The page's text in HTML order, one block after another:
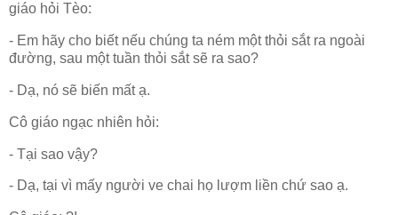
giáo hỏi Tèo:
- Em hãy cho biết nếu chúng ta ném một thỏi sắt ra ngoài
đường, sau một tuần thỏi sắt sẽ ra sao?
- Dạ, nó sẽ biến mất ạ.
Cô giáo ngạc nhiên hỏi:
- Tại sao vậy?
- Dạ, tại vì mấy người ve chai họ lượm liền chứ sao ạ.